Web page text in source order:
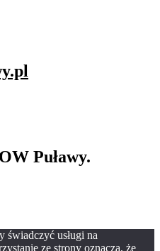
Puławy.
świadczyć usługi na
ze strony oznacza, że